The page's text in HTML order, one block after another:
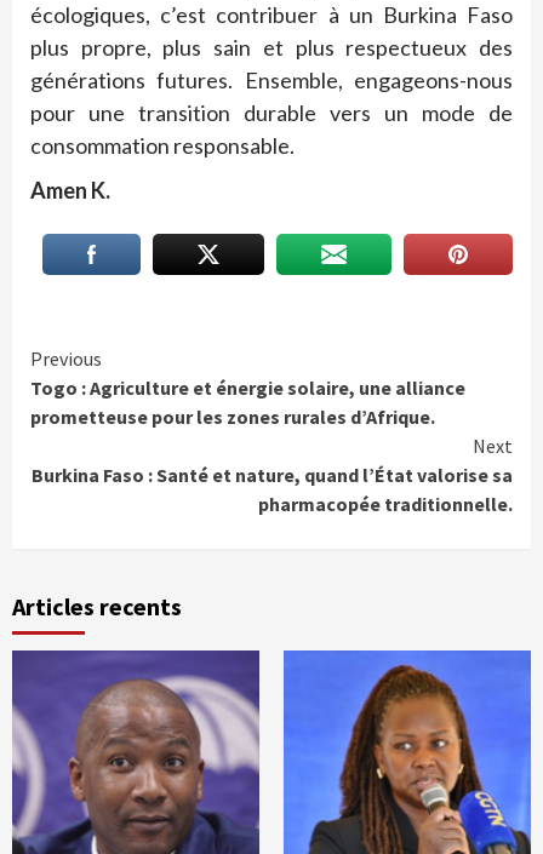
écologiques, c’est contribuer à un Burkina Faso
plus propre, plus sain et plus respectueux des
générations futures. Ensemble, engageons-nous
pour une transition durable vers un mode de
consommation responsable.
Amen K.
Continue
Reading
Previous
Togo : Agriculture et énergie solaire, une alliance
prometteuse pour les zones rurales d’Afrique.
Next
Burkina Faso : Santé et nature, quand l’État valorise sa
pharmacopée traditionnelle.
Articles recents